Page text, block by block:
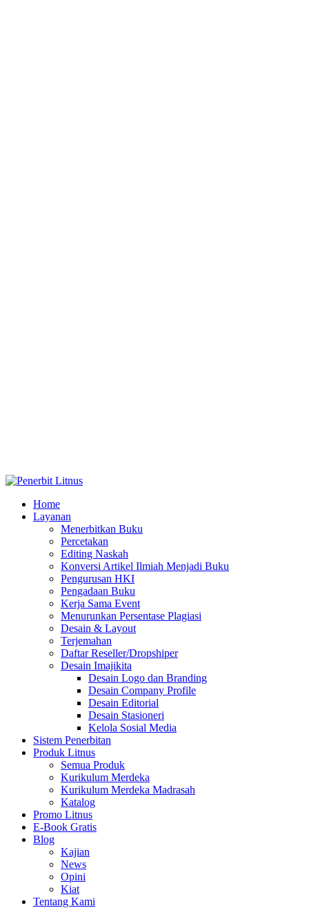
Home
Layanan
Menerbitkan Buku
Percetakan
Editing Naskah
Konversi Artikel Ilmiah Menjadi Buku
Pengurusan HKI
Pengadaan Buku
Kerja Sama Event
Menurunkan Persentase Plagiasi
Desain & Layout
Terjemahan
Daftar Reseller/Dropshiper
Desain Imajikita
Desain Logo dan Branding
Desain Company Profile
Desain Editorial
Desain Stasioneri
Kelola Sosial Media
Sistem Penerbitan
Produk Litnus
Semua Produk
Kurikulum Merdeka
Kurikulum Merdeka Madrasah
Katalog
Promo Litnus
E-Book Gratis
Blog
Kajian
News
Opini
Kiat
Tentang Kami